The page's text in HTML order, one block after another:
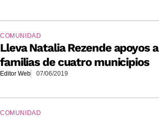
COMUNIDAD
Lleva Natalia Rezende apoyos a
familias de cuatro municipios
Editor Web 07/06/2019
COMUNIDAD